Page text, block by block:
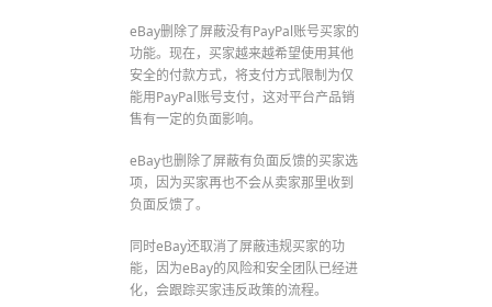
eBay删除了屏蔽没有PayPal账号买家的
功能。现在，买家越来越希望使用其他
安全的付款方式，将支付方式限制为仅
能用PayPal账号支付，这对平台产品销
售有一定的负面影响。
eBay也删除了屏蔽有负面反馈的买家选
项，因为买家再也不会从卖家那里收到
负面反馈了。
同时eBay还取消了屏蔽违规买家的功
能，因为eBay的风险和安全团队已经进
化，会跟踪买家违反政策的流程。